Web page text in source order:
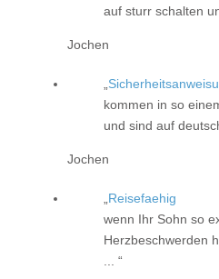
auf sturr schalten
Jochen
kommen in so
und sind auf
Jochen
Reisefaehig
wenn Ihr Sohn so
Herzbeschwerden